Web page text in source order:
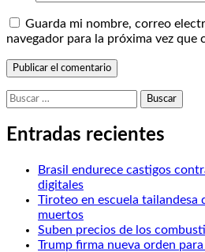
Guarda mi nombre, correo
navegador para la próxima vez que
Buscar:
Entradas recientes
Brasil endurece castigos
digitales
Tiroteo en escuela tailandesa
muertos
Suben precios de los
Trump firma nueva orden